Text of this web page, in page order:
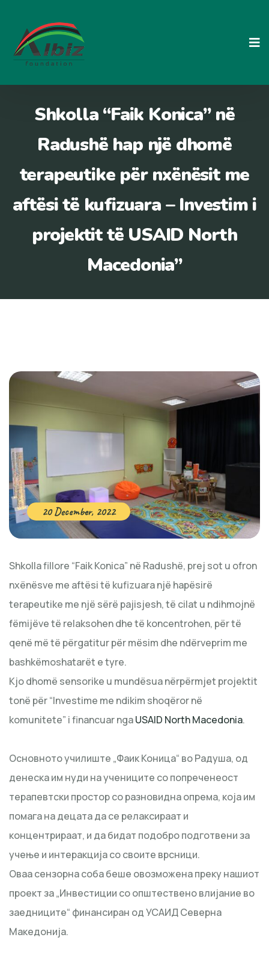
content
Shkolla “Faik Konica” në
Radushë hap një dhomë
terapeutike për nxënësit me
aftësi të kufizuara – Investim i
projektit të USAID North
Macedonia”
20 December, 2022
Shkolla fillore “Faik Konica” në Radushë, prej sot u ofron
nxënësve me aftësi të kufizuara një hapësirë
terapeutike me një sërë pajisjesh, të cilat u ndihmojnë
fëmijëve të relaksohen dhe të koncentrohen, për të
qenë më të përgatitur për mësim dhe ndërveprim me
bashkëmoshatarët e tyre.
Kjo dhomë sensorike u mundësua nërpërmjet projektit
tonë për “Investime me ndikim shoqëror në
komunitete” i financuar ngaUSAID North Macedonia.
Основното училиште „Фаик Коница“ во Радуша, од
денеска им нуди на учениците со попреченеост
терапевтски простор со разновидна опрема, која им
помага на децата да се релаксираат и
концентрираат, и да бидат подобро подготвени за
учење и интеракција со своите врсници.
Оваа сензорна соба беше овозможена преку нашиот
проект за „Инвестиции со општествено влијание во
заедниците“ финансиран од УСАИД Северна
Македонија.